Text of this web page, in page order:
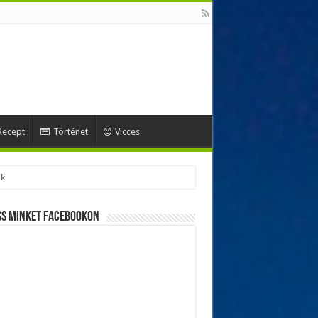
Történet Vicces
minket Facebookon